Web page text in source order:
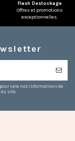
Flash Destockage
Offres et promotions
exceptionnelles.
cela nos informations de
site.